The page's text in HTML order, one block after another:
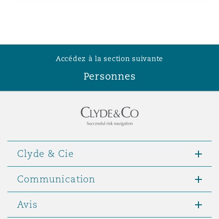
Assurance spécialisée
(D. C.)
Accédez à la section suivante
Personnes
Clyde & Cie
Communication
Avis